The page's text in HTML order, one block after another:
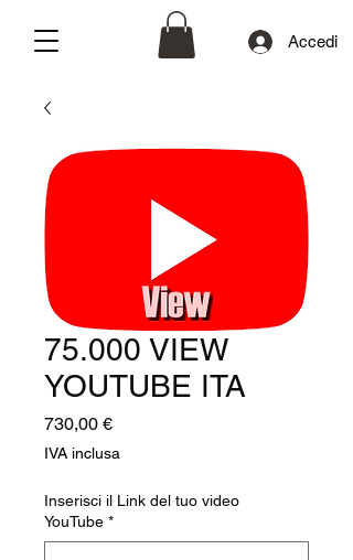
Accedi
75.000 VIEW
YOUTUBE ITA
730,00 €Prezzo
IVA inclusa
Inserisci il Link del tuo video
YouTube *